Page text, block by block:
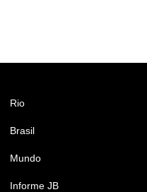
Rio
Brasil
Mundo
Informe JB